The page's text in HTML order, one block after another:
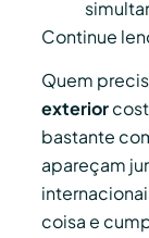
Continue
Quem
exterior
bastante
apareçam
coisa e